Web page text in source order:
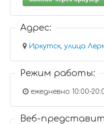
Адрес:
Иркутск, улица
Режим работы:
ежедневно 10:00-
Веб-